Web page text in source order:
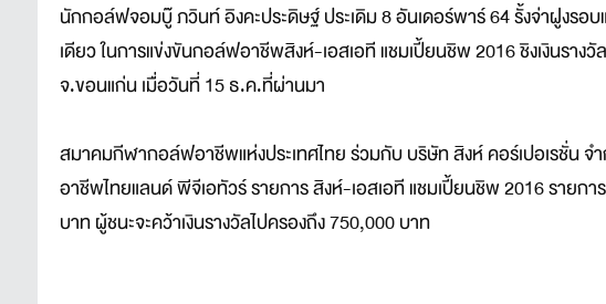
นักกอล์ฟจอมบู๊ ภวินท์ อิงคะประดิษฐ์ ประเดิม 8 อันเดอร์พาร์ 64 รั้งจ่าฝูงรอ
เดียว ในการแข่งขันกอล์ฟอาชีพสิงห์-เอสเอที แชมเปี้ยนชิพ 2016 ชิงเงินร
จ.ขอนแก่น เมื่อวันที่ 15 ธ.ค.ที่ผ่านมา
สมาคมกีฬากอล์ฟอาชีพแห่งประเทศไทย ร่วมกับ บริษัท สิงห์ คอร์เปอเรชั่น
อาชีพไทยแลนด์ พีจีเอทัวร์ รายการ สิงห์-เอสเอที แชมเปี้ยนชิพ 2016 รายก
บาท ผู้ชนะจะคว้าเงินรางวัลไปครองถึง 750,000 บาท